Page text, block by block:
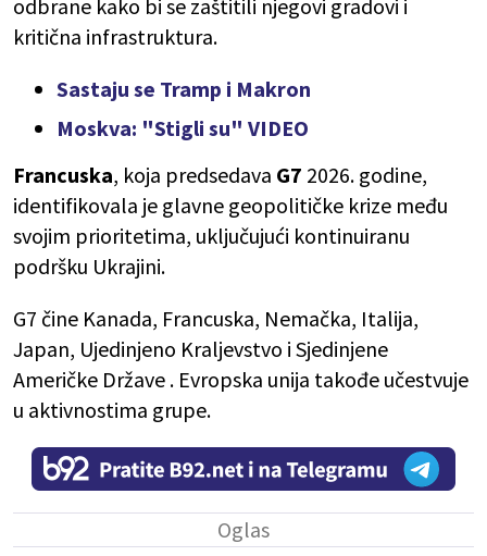
odbrane kako bi se zaštitili njegovi gradovi i
kritična infrastruktura.
Sastaju se Tramp i Makron
Moskva: "Stigli su" VIDEO
Francuska, koja predsedava G7 2026. godine,
identifikovala je glavne geopolitičke krize među
svojim prioritetima, uključujući kontinuiranu
podršku Ukrajini.
G7 čine Kanada, Francuska, Nemačka, Italija,
Japan, Ujedinjeno Kraljevstvo i Sjedinjene
Američke Države . Evropska unija takođe učestvuje
u aktivnostima grupe.